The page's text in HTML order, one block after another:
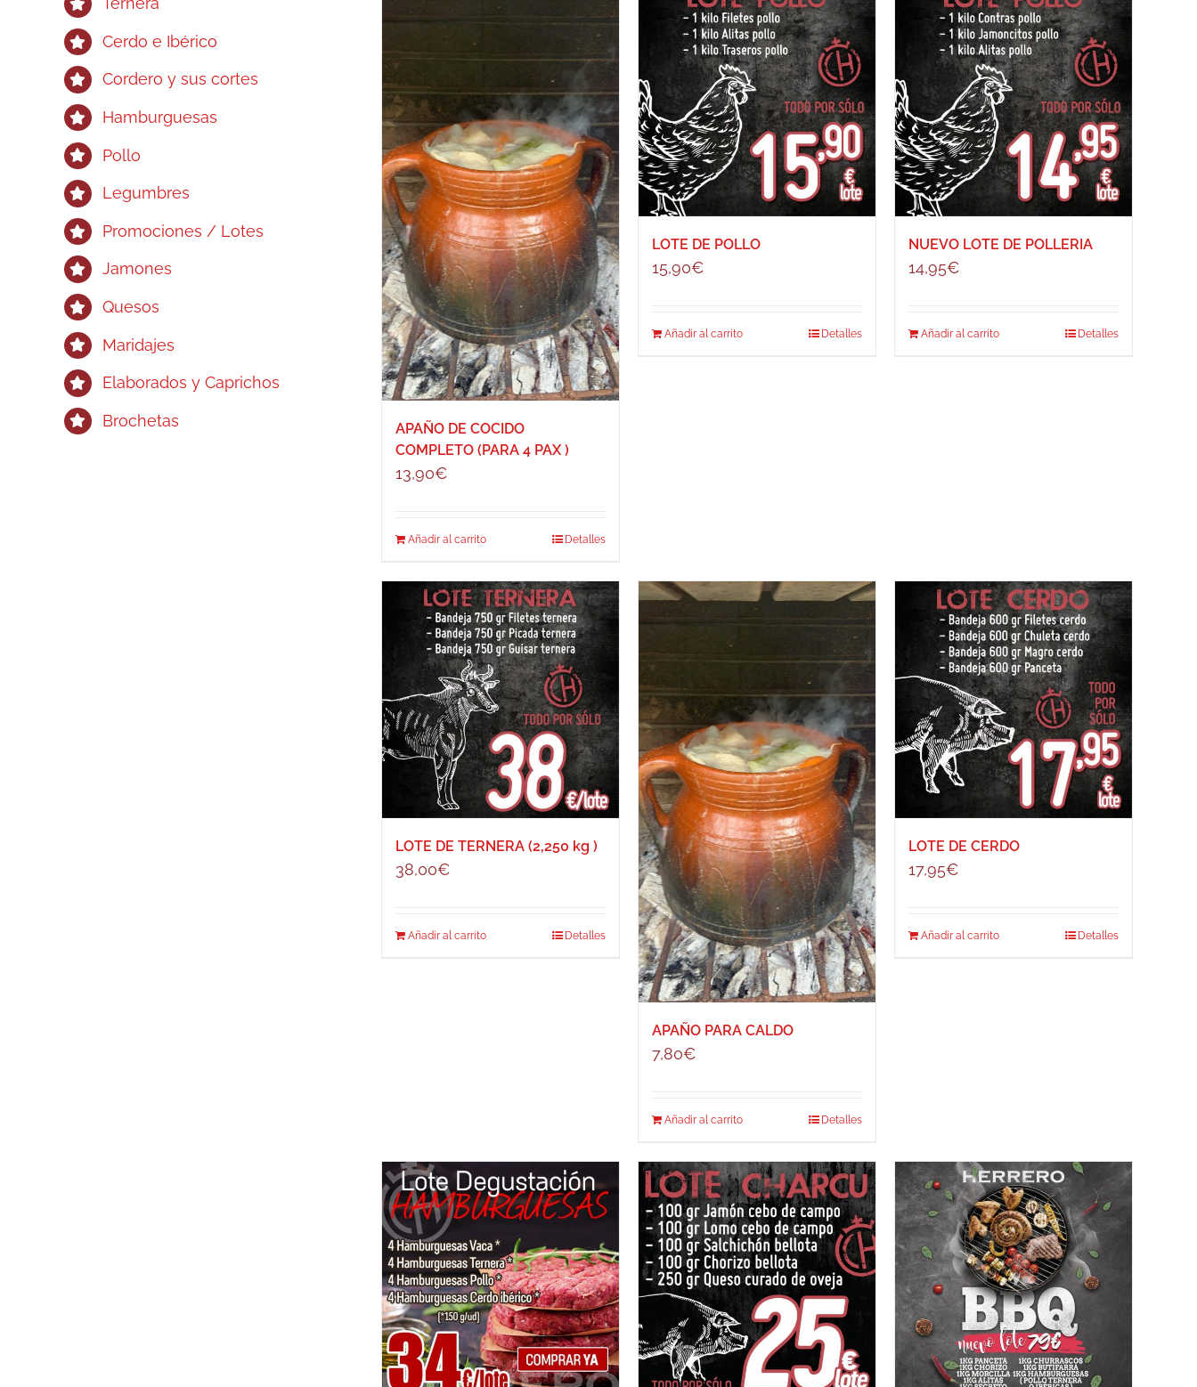
APAÑO DE COCIDO
COMPLETO (PARA 4 PAX )
13,90€
Añadir al carrito Detalles
LOTE DE POLLO
15,90€
Añadir al carrito Detalles
NUEVO LOTE DE POLLERIA
14,95€
Añadir al carrito Detalles
LOTE DE TERNERA (2,250 kg )
38,00€
Añadir al carrito Detalles
APAÑO PARA CALDO
7,80€
Añadir al carrito Detalles
LOTE DE CERDO
17,95€
Añadir al carrito Detalles
Cerdo e Ibérico
Cordero y sus cortes
Hamburguesas
Pollo
Legumbres
Promociones / Lotes
Jamones
Quesos
Maridajes
Elaborados y Caprichos
Brochetas